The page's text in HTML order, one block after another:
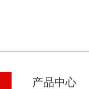
产品中心